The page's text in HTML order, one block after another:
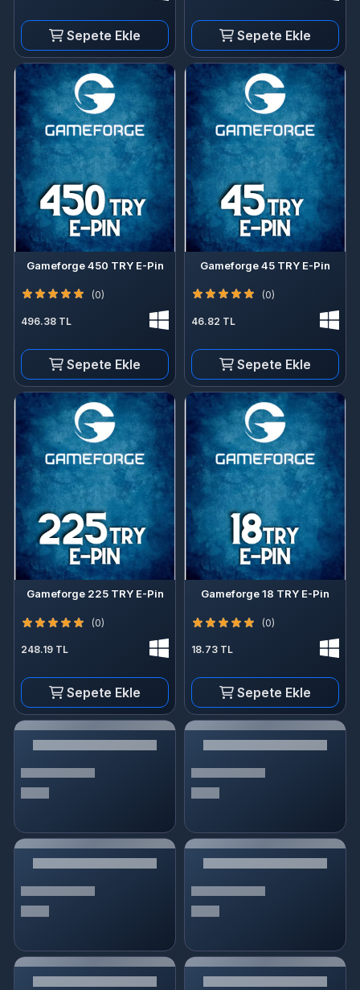
Sepete Ekle Sepete Ekle
Gameforge 450 TRY E-Pin
(0)
496.38 TL
Sepete Ekle
Gameforge 45 TRY E-Pin
(0)
46.82 TL
Sepete Ekle
Gameforge 225 TRY E-Pin
(0)
248.19 TL
Sepete Ekle
Gameforge 18 TRY E-Pin
(0)
18.73 TL
Sepete Ekle